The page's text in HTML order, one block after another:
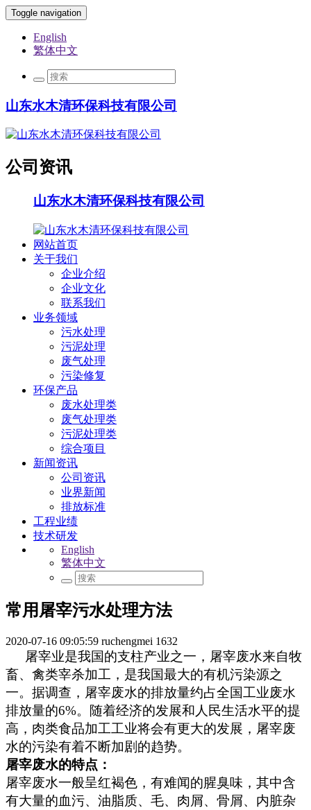
Toggle navigation
English
繁体中文
山东水木清环保科技有限公司
公司资讯
山东水木清环保科技有限公司
网站首页
关于我们
企业介绍
企业文化
联系我们
业务领域
污水处理
污泥处理
废气处理
污染修复
环保产品
废水处理类
废气处理类
污泥处理类
综合项目
新闻资讯
公司资讯
业界新闻
排放标准
工程业绩
技术研发
English
繁体中文
常用屠宰污水处理方法
2020-07-16 09:05:59 ruchengmei 1632
屠宰业是我国的支柱产业之一，屠宰废水来自牧
畜、禽类宰杀加工，是我国最大的有机污染源之
一。据调查，屠宰废水的排放量约占全国工业废水
排放量的6%。随着经济的发展和人民生活水平的提
高，肉类食品加工工业将会有更大的发展，屠宰废
水的污染有着不断加剧的趋势。
屠宰废水的特点：
屠宰废水一般呈红褐色，有难闻的腥臭味，其中含
有大量的血污、油脂质、毛、肉屑、骨屑、内脏杂